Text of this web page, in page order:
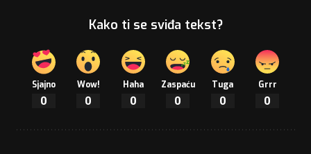
Kako ti se sviđa tekst?
Sjajno
0
Wow!
0
Haha
0
Zaspaću
0
Tuga
0
Grrr
0